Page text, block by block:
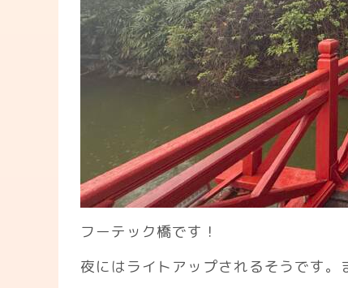
フーテック橋です！
夜にはライトアップされるそうです。